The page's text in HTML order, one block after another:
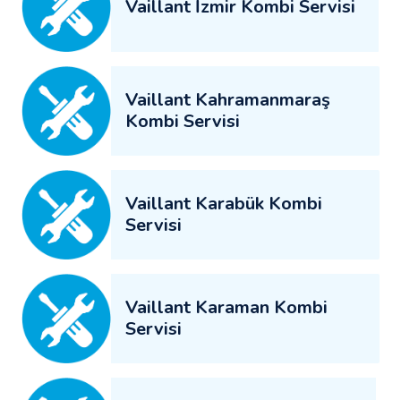
Vaillant İzmir Kombi Servisi
Vaillant Kahramanmaraş
Kombi Servisi
Vaillant Karabük Kombi
Servisi
Vaillant Karaman Kombi
Servisi